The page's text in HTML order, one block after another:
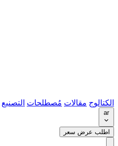
الكتالوج مقالات مُصطلحات التصنيع
ar
اطلب عرض سعر